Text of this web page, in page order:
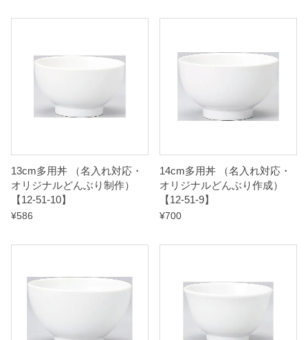
13cm多用丼 （名入れ対応・
オリジナルどんぶり制作）
【12-51-10】
¥586
14cm多用丼 （名入れ対応・
オリジナルどんぶり作成）
【12-51-9】
¥700